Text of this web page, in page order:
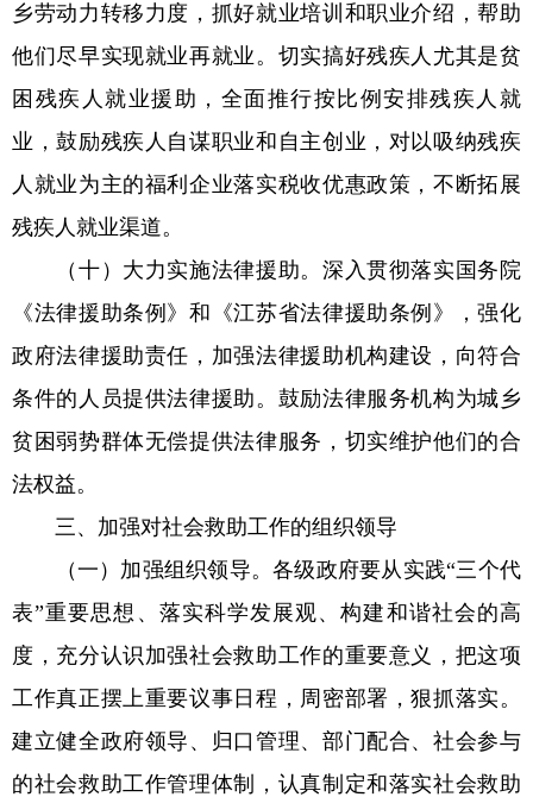
乡劳动力转移力度，抓好就业培训和职业介绍，帮助
他们尽早实现就业再就业。切实搞好残疾人尤其是贫
困残疾人就业援助，全面推行按比例安排残疾人就
业，鼓励残疾人自谋职业和自主创业，对以吸纳残疾
人就业为主的福利企业落实税收优惠政策，不断拓展
残疾人就业渠道。
（十）大力实施法律援助。深入贯彻落实国务院
《法律援助条例》和《江苏省法律援助条例》，强化
政府法律援助责任，加强法律援助机构建设，向符合
条件的人员提供法律援助。鼓励法律服务机构为城乡
贫困弱势群体无偿提供法律服务，切实维护他们的合
法权益。
三、加强对社会救助工作的组织领导
（一）加强组织领导。各级政府要从实践“三个代
表”重要思想、落实科学发展观、构建和谐社会的高
度，充分认识加强社会救助工作的重要意义，把这项
工作真正摆上重要议事日程，周密部署，狠抓落实。
建立健全政府领导、归口管理、部门配合、社会参与
的社会救助工作管理体制，认真制定和落实社会救助